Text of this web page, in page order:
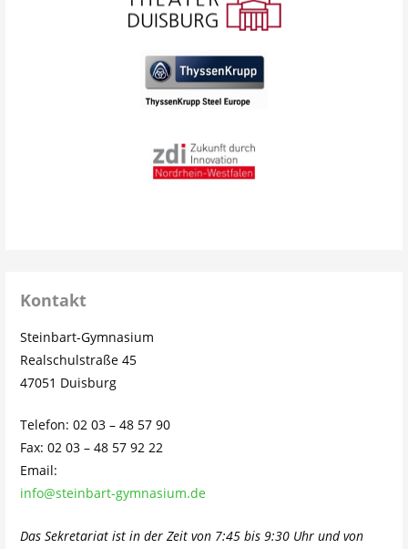
Kontakt
Steinbart-Gymnasium
Realschulstraße 45
47051 Duisburg
Telefon: 02 03 – 48 57 90
Fax: 02 03 – 48 57 92 22
Email:
info@steinbart-gymnasium.de
Das Sekretariat ist in der Zeit von 7:45 bis 9:30 Uhr und von